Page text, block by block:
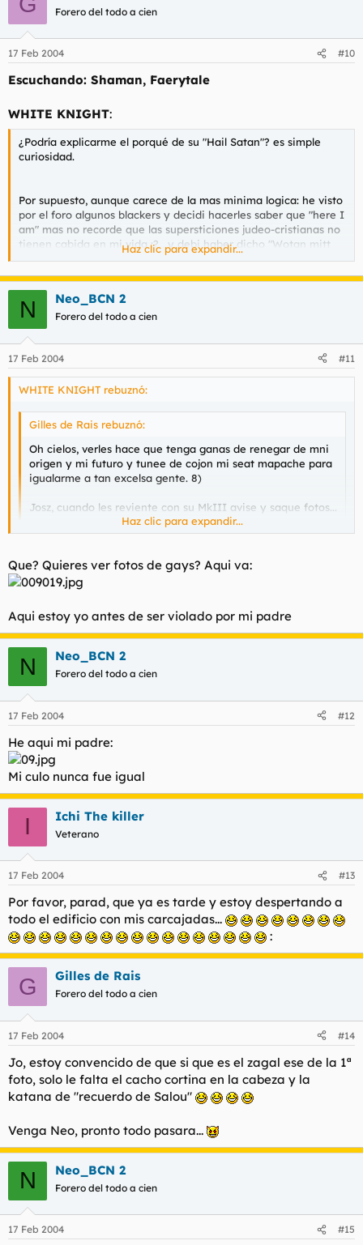
Forero del todo a cien
17 Feb 2004 #10
Escuchando: Shaman, Faerytale
WHITE KNIGHT:
¿Podría explicarme el porqué de su "Hail Satan"? es simple
curiosidad.
Por supuesto, aunque carece de la mas minima logica: he visto
por el foro algunos blackers y decidi hacerles saber que "here I
am" mas no recorde que las supersticiones judeo-cristianas no
tienen cabida en mi vida :? , y debi haber dicho "Wotan mitt
unss"
Saludos!
Haz clic para expandir...
N Neo_BCN 2
Forero del todo a cien
17 Feb 2004 #11
WHITE KNIGHT rebuznó:
Gilles de Rais rebuznó:
Oh cielos, verles hace que tenga ganas de renegar de mni
origen y mi futuro y tunee de cojon mi seat mapache para
igualarme a tan excelsa gente. 8)
Josz, cuando les reviente con su MkIII avise y saque fotos...
Hail Satan!!! Haz clic para expandir...
¿Podría explicarme el porqué de su "Hail Satan"? es simple
curiosidad.
Haz clic para expandir...
Que? Quieres ver fotos de gays? Aqui va:
Aqui estoy yo antes de ser violado por mi padre
N Neo_BCN 2
Forero del todo a cien
17 Feb 2004 #12
He aqui mi padre:
Mi culo nunca fue igual
I Ichi The killer
Veterano
17 Feb 2004 #13
Por favor, parad, que ya es tarde y estoy despertando a
todo el edificio con mis carcajadas...
:
G Gilles de Rais
Forero del todo a cien
17 Feb 2004 #14
Jo, estoy convencido de que si que es el zagal ese de la 1ª
foto, solo le falta el cacho cortina en la cabeza y la
katana de "recuerdo de Salou"
Venga Neo, pronto todo pasara...
N Neo_BCN 2
Forero del todo a cien
17 Feb 2004 #15